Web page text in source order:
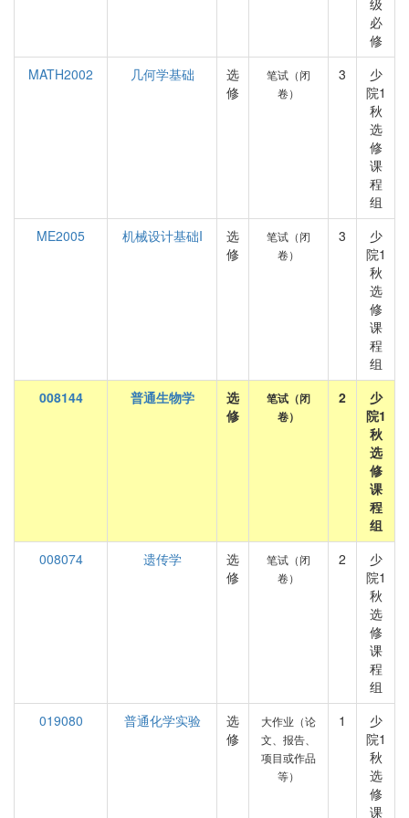
级
必
修
MATH2002
几何学基础
选
修
笔试（闭
卷）
3
少
院1
秋
选
修
课
程
组
ME2005
机械设计基础I
选
修
笔试（闭
卷）
3
少
院1
秋
选
修
课
程
组
008144
普通生物学
选
修
笔试（闭
卷）
2
少
院1
秋
选
修
课
程
组
008074
遗传学
选
修
笔试（闭
卷）
2
少
院1
秋
选
修
课
程
组
019080
普通化学实验
选
修
大作业（论
文、报告、
项目或作品
等）
1
少
院1
秋
选
修
课